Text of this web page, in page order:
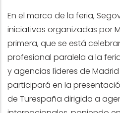
En el marco de la feria,
iniciativas organizadas por
primera, que se está
profesional paralela a la
y agencias líderes de
participará en la
de Turespaña dirigida a